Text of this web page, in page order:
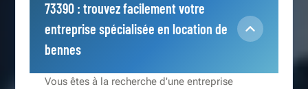
73390 : trouvez facilement votre
entreprise spécialisée en location de
bennes
Vous êtes à la recherche d'une entreprise